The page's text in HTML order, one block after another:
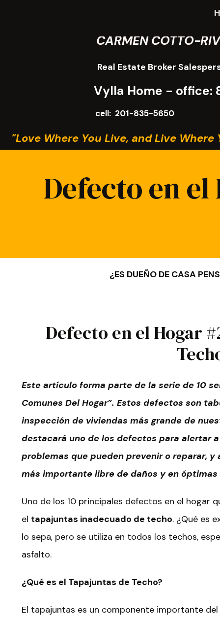
CARMEN COTTO-
"Love Where You Live, and Live Where
Vylla Home - office:
cell: 201-835-5650
Real Estate Broker
Defecto en el
Defecto en el Hogar
Este artículo forma parte de la serie de 10
Comunes Del Hogar”. Estos defectos son
inspección de viviendas más grande de
destacará uno de los defectos para alertar
problemas que pueden prevenir o reparar,
más importante libre de daños y en
Uno de los 10 principales defectos en el hogar
el tapajuntas inadecuado de techo. ¿Qué es
lo sepa, pero se utiliza en todos los techos,
asfalto.
¿Qué es el Tapajuntas de Techo?
El tapajuntas es un componente importante
¿ES DUEÑO DE CASA